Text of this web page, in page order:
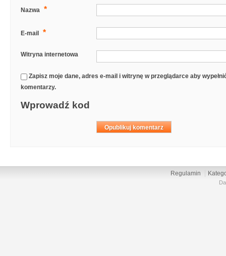
Nazwa *
E-mail *
Witryna internetowa
Zapisz moje dane, adres e-mail i witrynę w przeglądarce aby
komentarzy.
Wprowadź kod
Regulamin